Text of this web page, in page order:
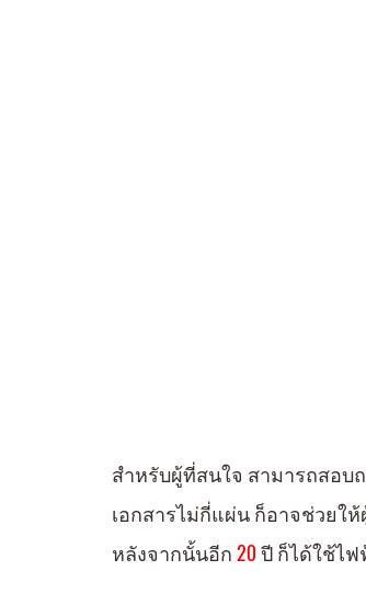
สำหรับผู้ที่สนใจ สามารถสอบ
เอกสารไม่กี่แผ่น ก็อาจช่วยใ
หลังจากนั้นอีก 20 ปี ก็ได้ใช้ไฟ